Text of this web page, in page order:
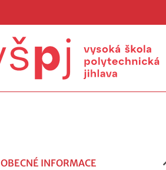
OBECNÉ INFORMACE